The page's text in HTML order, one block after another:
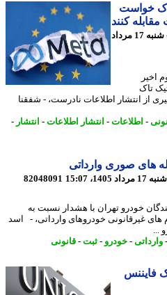
خواست
کنند
5 ساعت پیش - شنبه 17 مرداد
انتشار اطلاعات نادرست، - شفقنا
-اطلاعات-انتشار اطلاعات-انتشار-
صوری وارداتی
82048091
خودرو تهران با هشدار نسبت به
خودروهای وارداتی، - اسد
-خودرو-ثبت -قانونی